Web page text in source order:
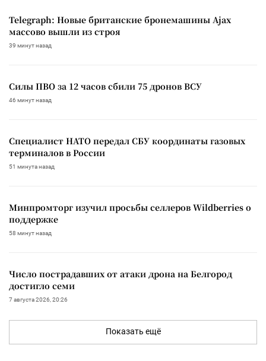
Telegraph: Новые британские бронемашины Ajax
массово вышли из строя
39 минут назад
Силы ПВО за 12 часов сбили 75 дронов ВСУ
46 минут назад
Специалист НАТО передал СБУ координаты газовых
терминалов в России
51 минута назад
Минпромторг изучил просьбы селлеров Wildberries о
поддержке
58 минут назад
Число пострадавших от атаки дрона на Белгород
достигло семи
7 августа 2026, 20:26
Показать ещё